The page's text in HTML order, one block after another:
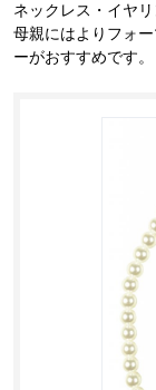
ネックレス・イヤ
母親にはよりフォ
ーがおすすめです。